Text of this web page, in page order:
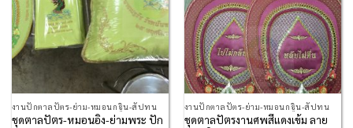
งานปักตาลปัตร-ย่าม-หมอนกฐิน-สัปทน
ชุดตาลปัตร-หมอนอิง-ย่ามพระ ปัก
งานปักตาลปัตร-ย่าม-หมอนกฐิน-สัปทน
ชุดตาลปัตรงานศพสีแดงเข้ม ลาย